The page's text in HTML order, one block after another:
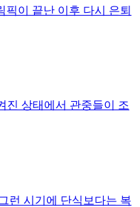
이 끝난 이후 다시 은퇴
진 상태에서 관중들이 조
런 시기에 단식보다는 복